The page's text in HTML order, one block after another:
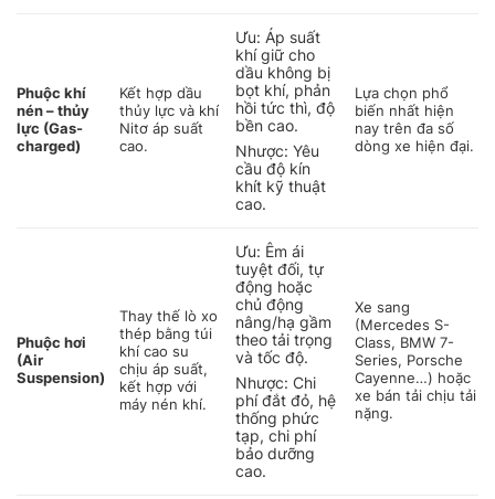
Phuộc khí
nén – thủy
lực (Gas-
charged)
Kết hợp dầu
thủy lực và khí
Nitơ áp suất
cao.
Ưu: Áp suất
khí giữ cho
dầu không bị
bọt khí, phản
hồi tức thì, độ
bền cao.
Nhược: Yêu
cầu độ kín
khít kỹ thuật
cao.
Lựa chọn phổ
biến nhất hiện
nay trên đa số
dòng xe hiện đại.
Phuộc hơi
(Air
Suspension)
Thay thế lò xo
thép bằng túi
khí cao su
chịu áp suất,
kết hợp với
máy nén khí.
Ưu: Êm ái
tuyệt đối, tự
động hoặc
chủ động
nâng/hạ gầm
theo tải trọng
và tốc độ.
Nhược: Chi
phí đắt đỏ, hệ
thống phức
tạp, chi phí
bảo dưỡng
cao.
Xe sang
(Mercedes S-
Class, BMW 7-
Series, Porsche
Cayenne…) hoặc
xe bán tải chịu tải
nặng.